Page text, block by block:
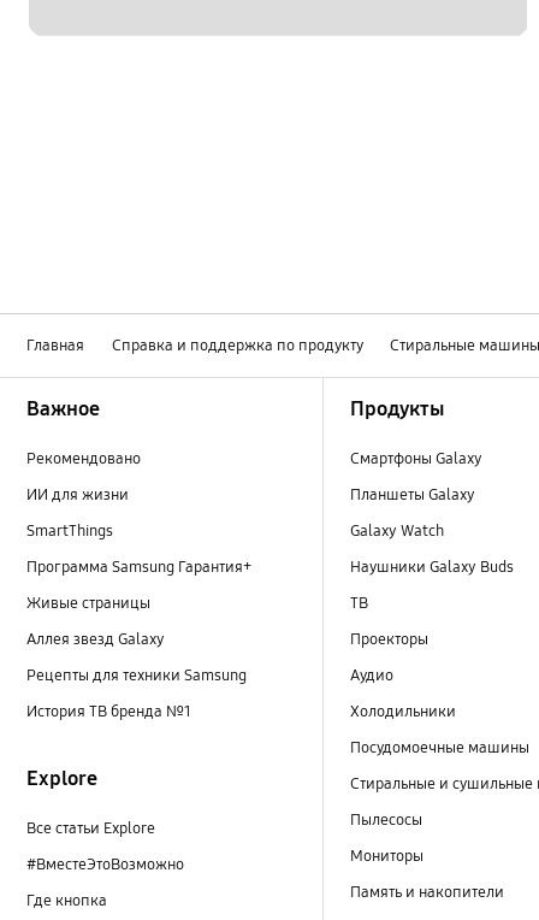
Главная Справка и поддержка по продукту Стиральные машины
Важное
Рекомендовано
ИИ для жизни
SmartThings
Программа Samsung Гарантия+
Живые страницы
Аллея звезд Galaxy
Рецепты для техники Samsung
История ТВ бренда №1
Explore
Все статьи Explore
#ВместеЭтоВозможно
Где кнопка
Продукты
Смартфоны Galaxy
Планшеты Galaxy
Galaxy Watch
Наушники Galaxy Buds
ТВ
Проекторы
Аудио
Холодильники
Посудомоечные машины
Стиральные и
Пылесосы
Мониторы
Память и накопители